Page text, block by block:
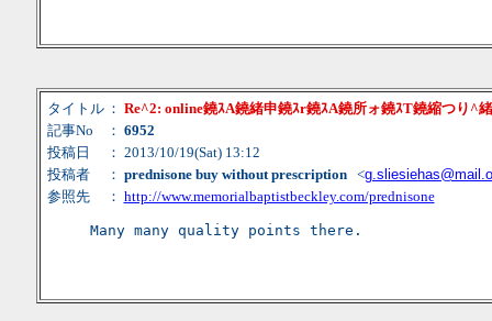
タイトル ： Re^2: online鐃ｽA鐃緒申鐃ｽr鐃ｽA鐃所ォ鐃ｽT鐃縮つり^
記事No
： 6952
投稿日
： 2013/10/19(Sat) 13:12
投稿者
： prednisone buy without prescription<
参照先
： http://www.memorialbaptistbeckley.com/prednisone
Many many quality points there.